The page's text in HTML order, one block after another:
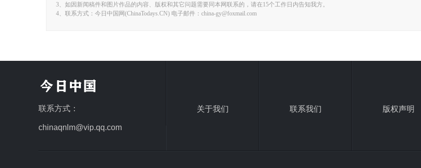
3、如因新闻稿件和图片作品的内容、版权和其它问题需要同本网联系的，请在15个工作日内告知我方。
4、联系方式：今日中国网(ChinaTodays.CN) 电子邮件：china-gy@foxmail.com
联系方式：
chinaqnlm@vip.qq.com
关于我们 联系我们 版权声明